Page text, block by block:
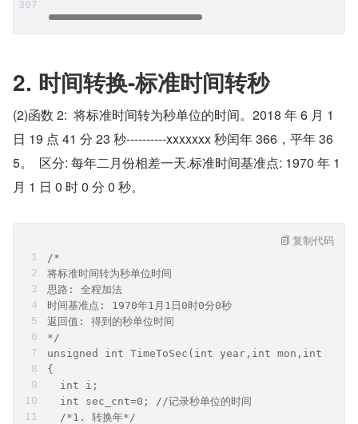
2. 时间转换-标准时间转秒
(2)函数 2:  将标准时间转为秒单位的时间。2018 年 6 月 1
日 19 点 41 分 23 秒----------xxxxxxx 秒闰年 366，平年 36
5。  区分: 每年二月份相差一天.标准时间基准点: 1970 年 1
月 1 日 0 时 0 分 0 秒。
/*
将标准时间转为秒单位时间
思路: 全程加法
时间基准点: 1970年1月1日0时0分0秒
返回值: 得到的秒单位时间
*/
unsigned int TimeToSec(int year,int mon,int
{
  int i;
  int sec_cnt=0; //记录秒单位的时间
  /*1. 转换年*/
复制代码